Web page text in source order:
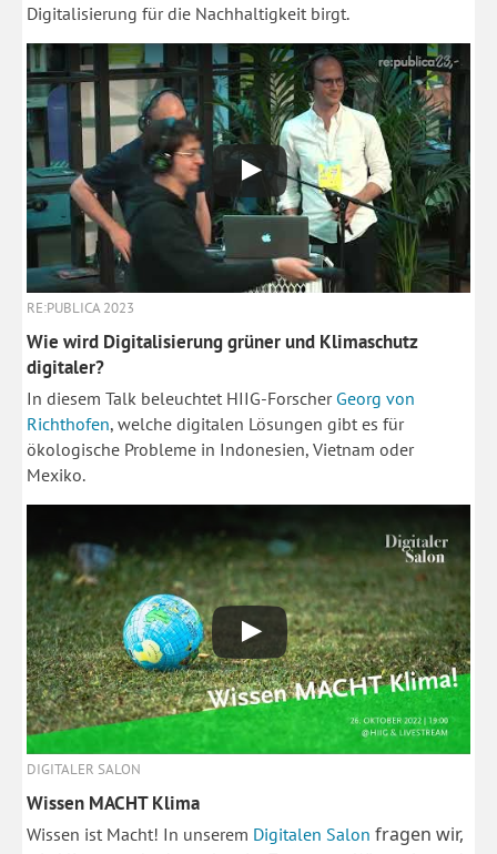
Digitalisierung für die Nachhaltigkeit birgt.
RE:PUBLICA 2023
Wie wird Digitalisierung grüner und Klimaschutz
digitaler?
In diesem Talk beleuchtet HIIG-Forscher Georg von
Richthofen, welche digitalen Lösungen gibt es für
ökologische Probleme in Indonesien, Vietnam oder
Mexiko.
DIGITALER SALON
Wissen MACHT Klima
Wissen ist Macht! In unserem Digitalen Salon fragen wir,